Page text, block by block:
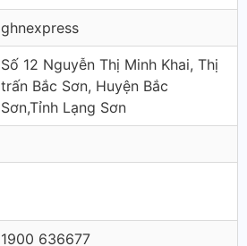
ghnexpress
Số 12 Nguyễn Thị Minh Khai, Thị
trấn Bắc Sơn, Huyện Bắc
Sơn,Tỉnh Lạng Sơn
1900 636677